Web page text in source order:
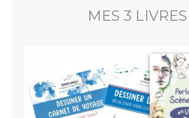
MES 3 LIVRES